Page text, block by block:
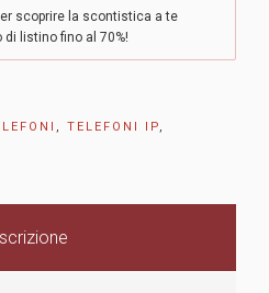
scoprire la scontistica a te
listino fino al 70%!
, TELEFONI IP,